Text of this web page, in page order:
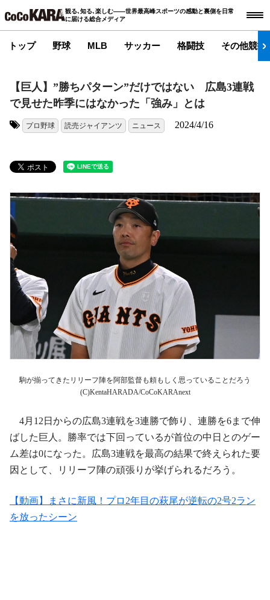
観る､知る､楽しむ――世界最高峰スポーツの感動と裏側を日常
に届ける総合メディア
トップ 野球 MLB サッカー 格闘技 その他競技
【巨人】”勝ちパターン”だけではない 広島3連戦
で見せた昨季にはなかった「強み」とは
プロ野球 読売ジャイアンツ ニュース 2024/4/16
駒が揃ってきたリリーフ陣を阿部監督も頼もしく思っていることだろう
(C)KentaHARADA/CoCoKARAnext
4月12日からの広島3連戦を3連勝で飾り、連勝を6まで伸
ばした巨人。勝率では下回っているが首位の中日とのゲー
ム差は0になった。広島3連戦を最高の結果で終えられた要
因として、リリーフ陣の頑張りが挙げられるだろう。
【動画】まさに新風！プロ2年目の萩尾が逆転の2号2ラン
を放ったシーン